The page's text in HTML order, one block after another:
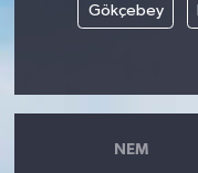
Gökçebey
NEM
Son Dakika
Yaşam